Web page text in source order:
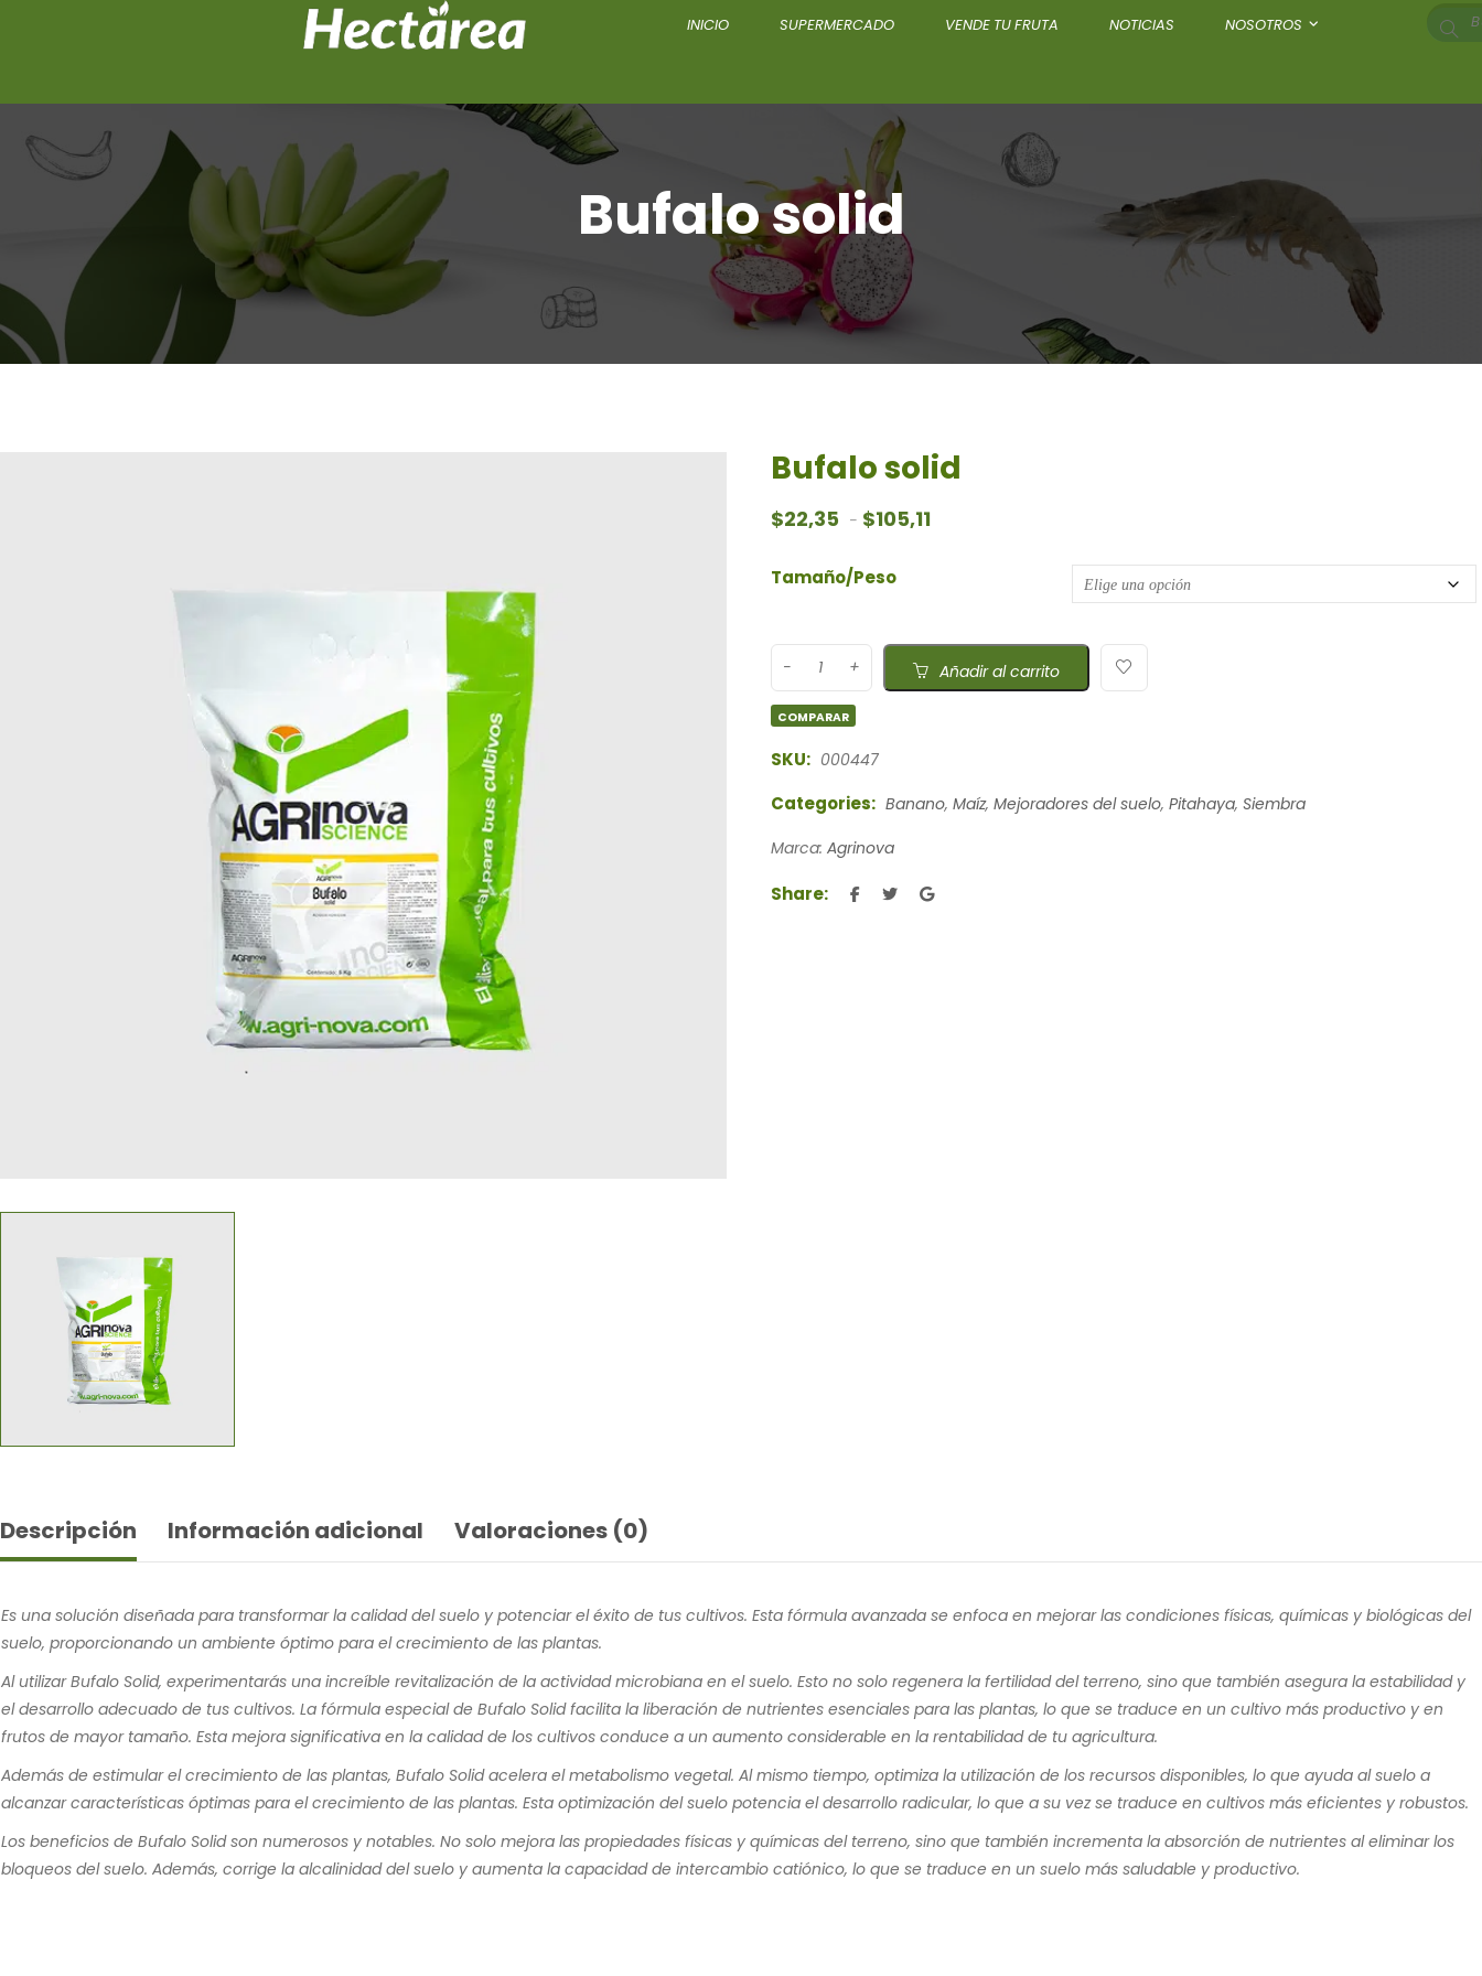
INICIO SUPERMERCADO VENDE TU FRUTA NOTICIAS NOSOTROS
Bufalo solid
Bufalo solid
$22,35 - $105,11
Tamaño/Peso
Añadir al carrito
COMPARAR
SKU: 000447
Categories: Banano, Maíz, Mejoradores del suelo, Pitahaya, Siembra
Marca: Agrinova
Share:
Descripción Información adicional Valoraciones (0)
Es una solución diseñada para transformar la calidad del suelo y potenciar el éxito de tus cultivos. Esta fórmula avanzada se enfoca en mejorar las condiciones físicas, químicas y biológicas del
suelo, proporcionando un ambiente óptimo para el crecimiento de las plantas.
Al utilizar Bufalo Solid, experimentarás una increíble revitalización de la actividad microbiana en el suelo. Esto no solo regenera la fertilidad del terreno, sino que también asegura la estabilidad y
el desarrollo adecuado de tus cultivos. La fórmula especial de Bufalo Solid facilita la liberación de nutrientes esenciales para las plantas, lo que se traduce en un cultivo más productivo y en
frutos de mayor tamaño. Esta mejora significativa en la calidad de los cultivos conduce a un aumento considerable en la rentabilidad de tu agricultura.
Además de estimular el crecimiento de las plantas, Bufalo Solid acelera el metabolismo vegetal. Al mismo tiempo, optimiza la utilización de los recursos disponibles, lo que ayuda al suelo a
alcanzar características óptimas para el crecimiento de las plantas. Esta optimización del suelo potencia el desarrollo radicular, lo que a su vez se traduce en cultivos más eficientes y robustos.
Los beneficios de Bufalo Solid son numerosos y notables. No solo mejora las propiedades físicas y químicas del terreno, sino que también incrementa la absorción de nutrientes al eliminar los
bloqueos del suelo. Además, corrige la alcalinidad del suelo y aumenta la capacidad de intercambio catiónico, lo que se traduce en un suelo más saludable y productivo.